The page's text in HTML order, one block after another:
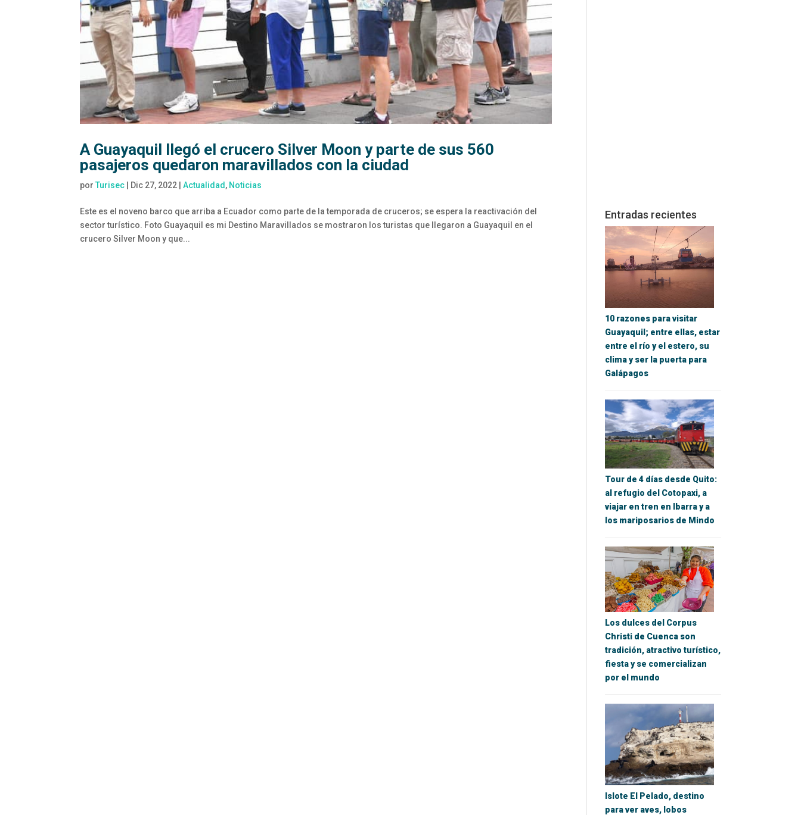
A Guayaquil llegó el crucero Silver Moon y parte de sus 560
pasajeros quedaron maravillados con la ciudad
porTurisec Dic 27, 2022 |Actualidad , Noticias
Este es el noveno barco que arriba a Ecuador como parte de la temporada de cruceros; se espera la reactivación del
sector turístico. Foto Guayaquil es mi Destino Maravillados se mostraron los turistas que llegaron a Guayaquil en el
crucero Silver Moon y que...
Entradas recientes
10 razones para visitar
Guayaquil; entre ellas, estar
entre el río y el estero, su
clima y ser la puerta para
Galápagos
Tour de 4 días desde Quito:
al refugio del Cotopaxi, a
viajar en tren en Ibarra y a
los mariposarios de Mindo
Los dulces del Corpus
Christi de Cuenca son
tradición, atractivo turístico,
fiesta y se comercializan
por el mundo
Islote El Pelado, destino
para ver aves, lobos